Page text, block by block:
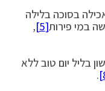
בסוכה בלילה
במי פירות[5]
,
בליל יום טוב ללא
.